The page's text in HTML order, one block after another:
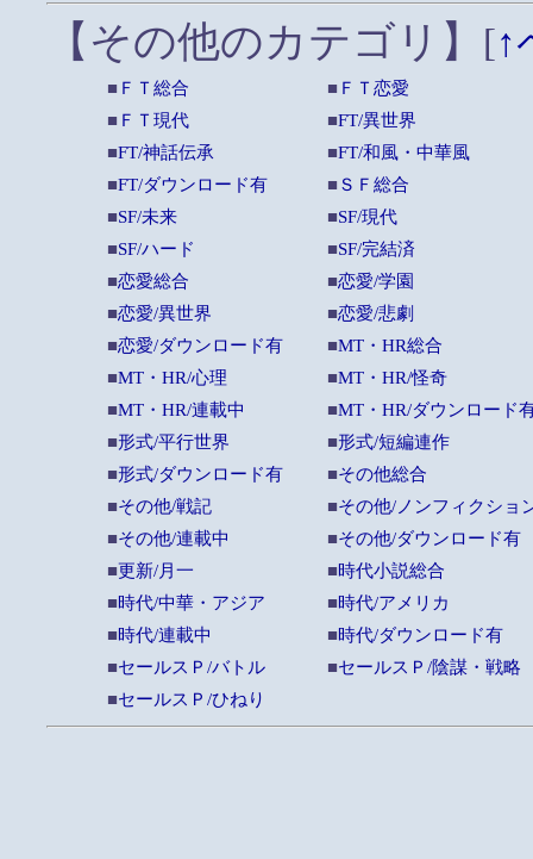
【その他のカテゴリ】
[↑
■ＦＴ総合 ■ＦＴ恋愛
■ＦＴ現代 ■FT/異世界
■FT/神話伝承 ■FT/和風・中華風
■FT/ダウンロード有 ■ＳＦ総合
■SF/未来 ■SF/現代
■SF/ハード ■SF/完結済
■恋愛総合 ■恋愛/学園
■恋愛/異世界 ■恋愛/悲劇
■恋愛/ダウンロード有 ■MT・HR総合
■MT・HR/心理 ■MT・HR/怪奇
■MT・HR/連載中 ■MT・HR/ダウンロード
■形式/平行世界 ■形式/短編連作
■形式/ダウンロード有 ■その他総合
■その他/戦記 ■その他/ノンフィクショ
■その他/連載中 ■その他/ダウンロード有
■更新/月一 ■時代小説総合
■時代/中華・アジア ■時代/アメリカ
■時代/連載中 ■時代/ダウンロード有
■セールスＰ/バトル ■セールスＰ/陰謀・戦略
■セールスＰ/ひねり